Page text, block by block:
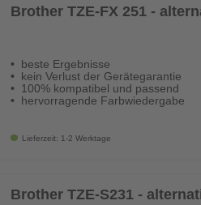
Brother TZE-FX 251 -
beste Ergebnisse
kein Verlust der Gerätegarantie
100% kompatibel und passend
hervorragende Farbwiedergabe
Lieferzeit: 1-2 Werktage
Brother TZE-S231 -